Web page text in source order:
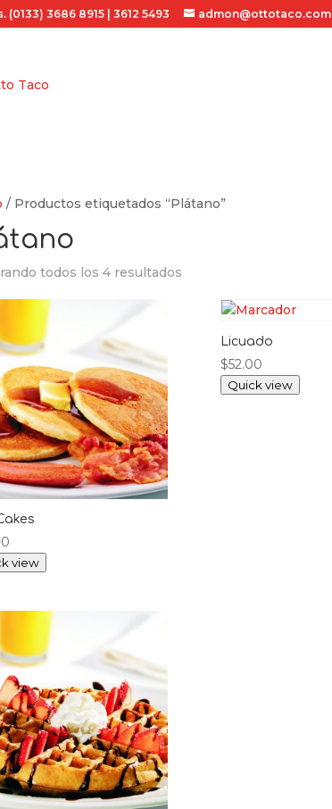
(0133) 3686 8915 | 3612 5493 admon@ottotaco.com
/ Productos etiquetados “Plátano”
todos los 4 resultados
view
Licuado
$52.00
Quick view